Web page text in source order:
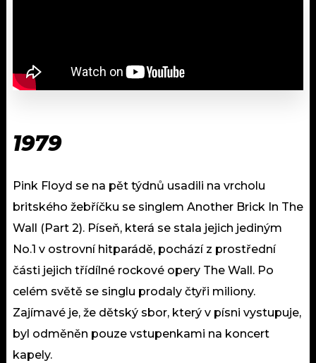
1979
Pink Floyd se na pět týdnů usadili na vrcholu
britského žebříčku se singlem Another Brick In The
Wall (Part 2). Píseň, která se stala jejich jediným
No.1 v ostrovní hitparádě, pochází z prostřední
části jejich třídílné rockové opery The Wall. Po
celém světě se singlu prodaly čtyři miliony.
Zajímavé je, že dětský sbor, který v písni vystupuje,
byl odměněn pouze vstupenkami na koncert
kapely.